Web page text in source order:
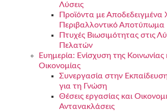
Λύσεις
Προϊόντα με Αποδεδειγμένα
Περιβαλλοντικό Αποτύπωμα
Πτυχές Βιωσιμότητας στις
Πελατών
Ευημερία: Ενίσχυση της Κοινωνίας
Οικονομίας
Συνεργασία στην
για τη Γνώση
Θέσεις εργασίας και
Αντανακλάσεις